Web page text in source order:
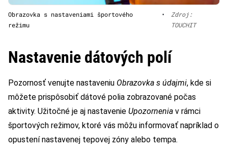
Obrazovka s nastaveniami športového
režimu
•
Zdroj:
TOUCHIT
Nastavenie dátových polí
Pozornosť venujte nastaveniu Obrazovka s údajmi, kde si
môžete prispôsobiť dátové polia zobrazované počas
aktivity. Užitočné je aj nastavenie Upozornenia v rámci
športových režimov, ktoré vás môžu informovať napríklad o
opustení nastavenej tepovej zóny alebo tempa.